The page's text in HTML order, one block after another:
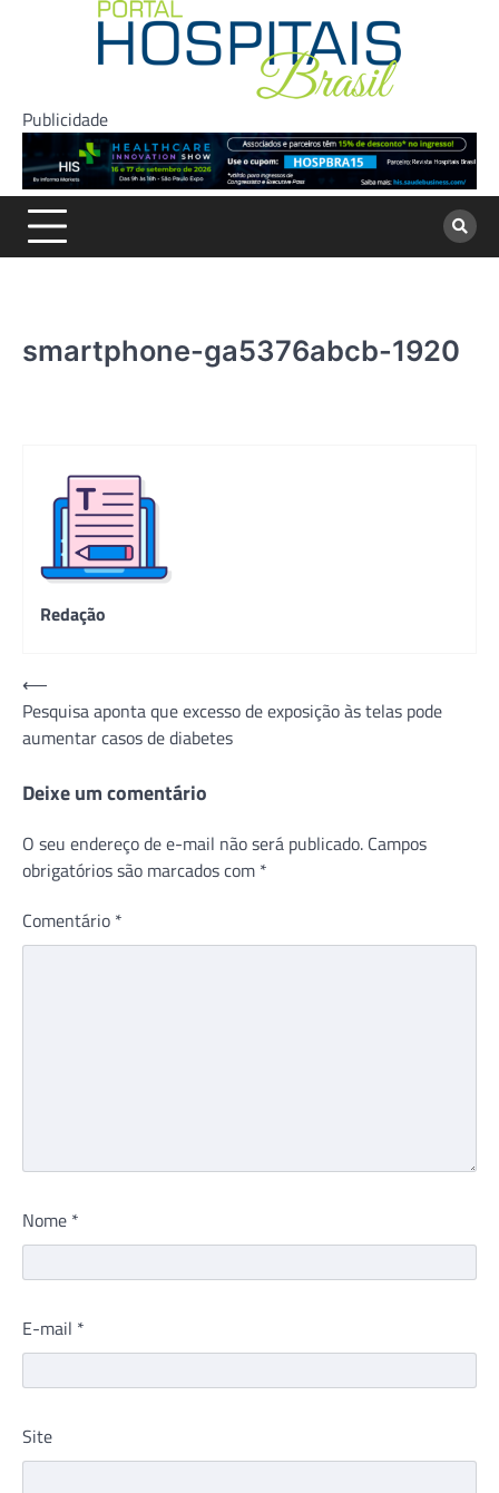
Publicidade
smartphone-ga5376abcb-1920
Redação
Navegação
de
Post
⟵
Pesquisa aponta que excesso de exposição às telas pode
aumentar casos de diabetes
Deixe um comentário
O seu endereço de e-mail não será publicado. Campos
obrigatórios são marcados com *
Comentário *
Nome *
E-mail *
Site